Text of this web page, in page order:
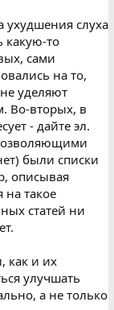
ухудшения слуха
какую-то
сами
на то,
уделяют
Во-вторых, в
- дайте эл.
были списки
описывая
на такое
статей ни
как и их
улучшать
а не только